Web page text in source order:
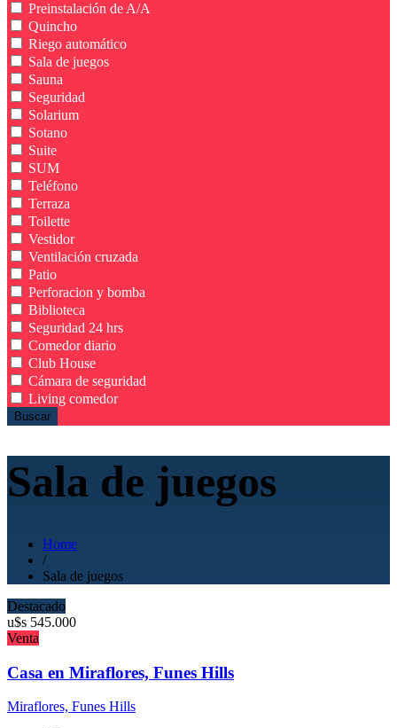
Preinstalación de A/A
Quincho
Riego automático
Sala de juegos
Sauna
Seguridad
Solarium
Sotano
Suite
SUM
Teléfono
Terraza
Toilette
Vestidor
Ventilación cruzada
Patio
Perforacion y bomba
Biblioteca
Seguridad 24 hrs
Comedor diario
Club House
Cámara de seguridad
Living comedor
Buscar
Sala de juegos
Home
/
Sala de juegos
Destacado
u$s 545.000
Venta
Casa en Miraflores, Funes Hills
Miraflores, Funes Hills